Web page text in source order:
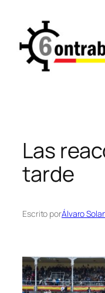
contenido
Las
tarde
Escrito porÁlvaro